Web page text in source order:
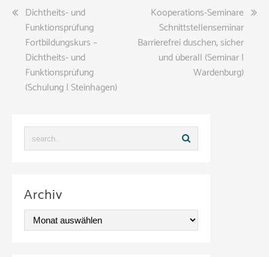
Beitragsnavigation
Dichtheits- und
Funktionsprüfung
Fortbildungskurs –
Dichtheits- und
Funktionsprüfung
(Schulung | Steinhagen)
Kooperations-Seminare
Schnittstellenseminar
Barrierefrei duschen, sicher
und überall (Seminar |
Wardenburg)
Archiv